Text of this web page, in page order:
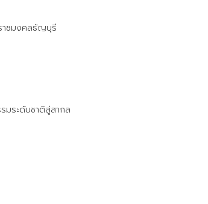
าชมงคลธัญบุรี
มระดับชาติสู่สากล